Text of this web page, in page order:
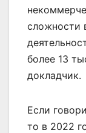
сложности
более 13
докладчик.
Если
то в 2022